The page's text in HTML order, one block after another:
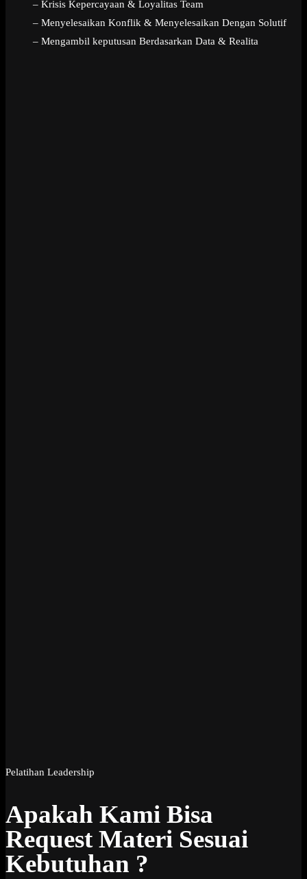
– Krisis Kepercayaan & Loyalitas Team
– Menyelesaikan Konflik & Menyelesaikan Dengan Solutif
– Mengambil keputusan Berdasarkan Data & Realita
Pelatihan Leadership
Apakah Kami Bisa
Request Materi Sesuai
Kebutuhan ?